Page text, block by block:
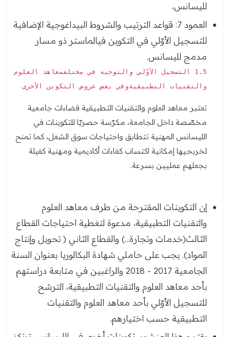
لليسانس،
العمود 7: قواعد الترتيب والشروط البيداغوجية الإضافية
للتسجيل الأوّلي في التكوين فيالماستر ذو مسار
مدمج لليسانس.
1.5 التسجيل الأوّلي والتوجيه في مختلفمعاهد العلوم
والتقنيات التطبيقيةوفي بعض عروض التكوين الأخرى
تعتبر معاهد العلوم والتقنيات التطبيقية فضاءات جامعية
مخصّصة داخل الجامعة، مكرّسة حصريّا للتكوينات في
الليسانس المهنية تتطابق واحتياجات سوق الشغل، كما تمنح
لخريجيها إمكانية اكتساب كفاءات أكاديمية ومهنية كفيلة
بجعلهم عمليين بسرعة.
إن التكوينات المقترحة من طرف معاهد العلوم
والتقنيات التطبيقية، مدعوة لتغطية احتياجات القطاع
الثالث(خدمات وتجارة...) والقطاع الثاني ( تحويل وإنتاج
المواد). يجب على حاملي شهادة البكالوريا بعنوان السنة
الجامعية 2017 - 2018 والراغبين في متابعة دراستهم
بأحد معاهد العلوم والتقنيات التطبيقية، الترشح
للتسجيل الأوّلي بأحد معاهد العلوم والتقنيات
التطبيقية حسب اختيارهم.